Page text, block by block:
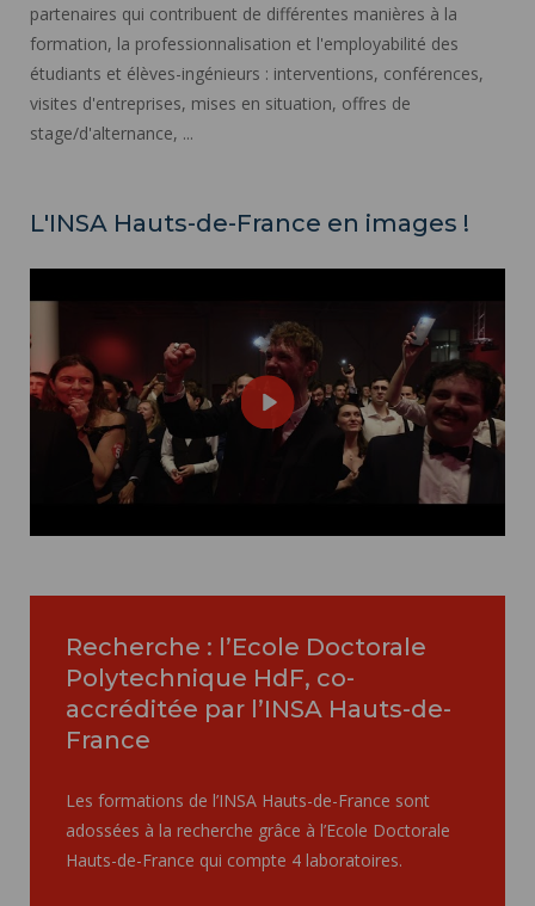
partenaires qui contribuent de différentes manières à la
formation, la professionnalisation et l'employabilité des
étudiants et élèves-ingénieurs : interventions, conférences,
visites d'entreprises, mises en situation, offres de
stage/d'alternance, ...
L'INSA Hauts-de-France en images !
Mute Settings
Play
Recherche : l’Ecole Doctorale
Polytechnique HdF, co-
accréditée par l’INSA Hauts-de-
France
Les formations de l’INSA Hauts-de-France sont
adossées à la recherche grâce à l’Ecole Doctorale
Hauts-de-France qui compte 4 laboratoires.